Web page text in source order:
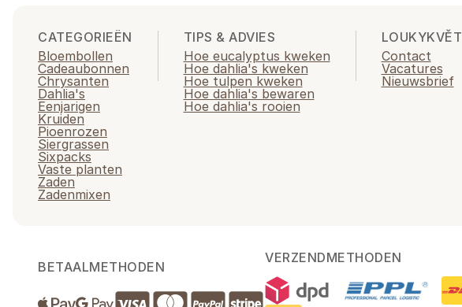
CATEGORIEËN
Bloembollen
Cadeaubonnen
Chrysanten
Dahlia's
Eenjarigen
Kruiden
Pioenrozen
Siergrassen
Sixpacks
Vaste planten
Zaden
Zadenmixen
TIPS & ADVIES
Hoe eucalyptus kweken
Hoe dahlia's kweken
Hoe tulpen kweken
Hoe dahlia's bewaren
Hoe dahlia's rooien
LOUKYKVĚT
Contact
Vacatures
Nieuwsbrief
BETAALMETHODEN
VERZENDMETHODEN